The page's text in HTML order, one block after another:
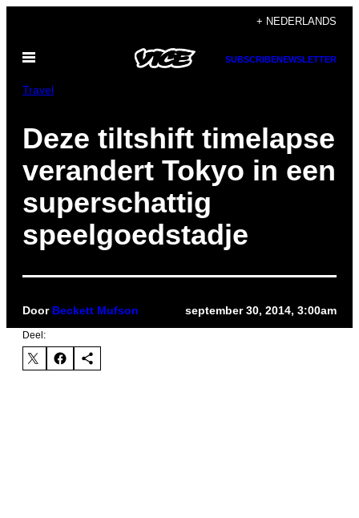
de
inhoud
+ NEDERLANDS
Open
SUBSCRIBENEWSLETTER
Travel
Deze tiltshift timelapse
verandert Tokyo in een
superschattig
speelgoedstadje
Door Beckett Mufson september 30, 2014, 3:00am
Deel: